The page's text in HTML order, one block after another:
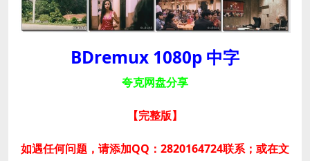
BDremux 1080p 中字
夸克网盘分享
【完整版】
如遇任何问题，请添加QQ：2820164724联系；或在文